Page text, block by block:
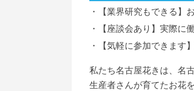
・【業界研究もできる】
・【座談会あり】実際に
・【気軽に参加できます
私たち名古屋花きは、名
生産者さんが育てたお花